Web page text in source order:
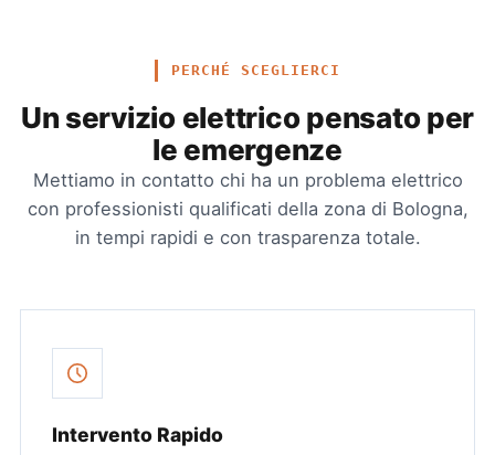
PERCHÉ SCEGLIERCI
Un servizio elettrico pensato per
le emergenze
Mettiamo in contatto chi ha un problema elettrico
con professionisti qualificati della zona di Bologna,
in tempi rapidi e con trasparenza totale.
Intervento Rapido